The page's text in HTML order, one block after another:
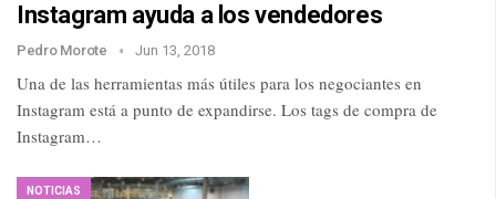
Instagram ayuda a los vendedores
Pedro Morote Jun 13, 2018
Una de las herramientas más útiles para los negociantes en
Instagram está a punto de expandirse. Los tags de compra de
Instagram…
NOTICIAS